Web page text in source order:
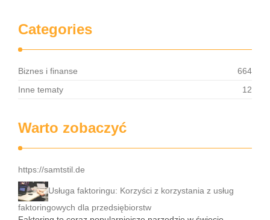
Categories
Biznes i finanse
664
Inne tematy
12
Warto zobaczyć
https://samtstil.de
Usługa faktoringu: Korzyści z korzystania z usług
faktoringowych dla przedsiębiorstw